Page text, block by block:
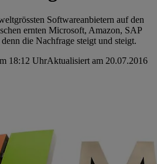
Softwareanbietern auf den
ernten Microsoft, Amazon, SAP
die Nachfrage steigt und steigt.
18:12 UhrAktualisiert am 20.07.2016